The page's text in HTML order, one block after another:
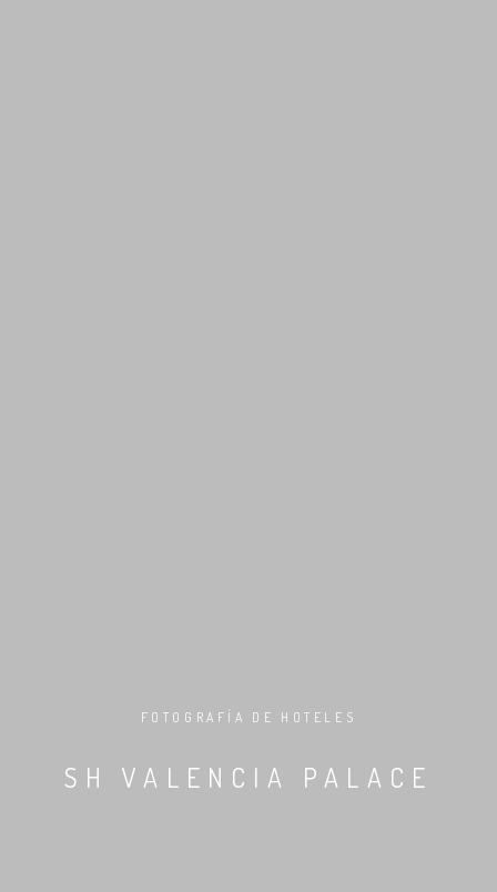
FOTOGRAFÍA DE HOTELES
SH VALENCIA PALACE